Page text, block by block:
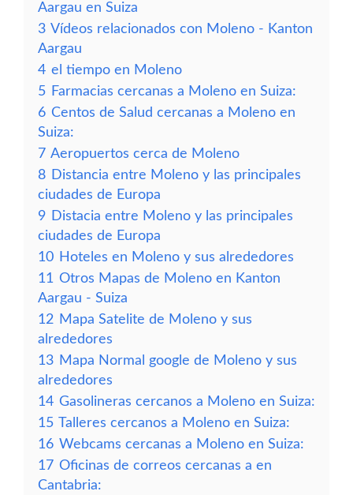
Aargau en Suiza
3 Vídeos relacionados con Moleno - Kanton
Aargau
4 el tiempo en Moleno
5 Farmacias cercanas a Moleno en Suiza:
6 Centos de Salud cercanas a Moleno en
Suiza:
7 Aeropuertos cerca de Moleno
8 Distancia entre Moleno y las principales
ciudades de Europa
9 Distacia entre Moleno y las principales
ciudades de Europa
10 Hoteles en Moleno y sus alrededores
11 Otros Mapas de Moleno en Kanton
Aargau - Suiza
12 Mapa Satelite de Moleno y sus
alrededores
13 Mapa Normal google de Moleno y sus
alrededores
14 Gasolineras cercanos a Moleno en Suiza:
15 Talleres cercanos a Moleno en Suiza:
16 Webcams cercanas a Moleno en Suiza:
17 Oficinas de correos cercanas a en
Cantabria: